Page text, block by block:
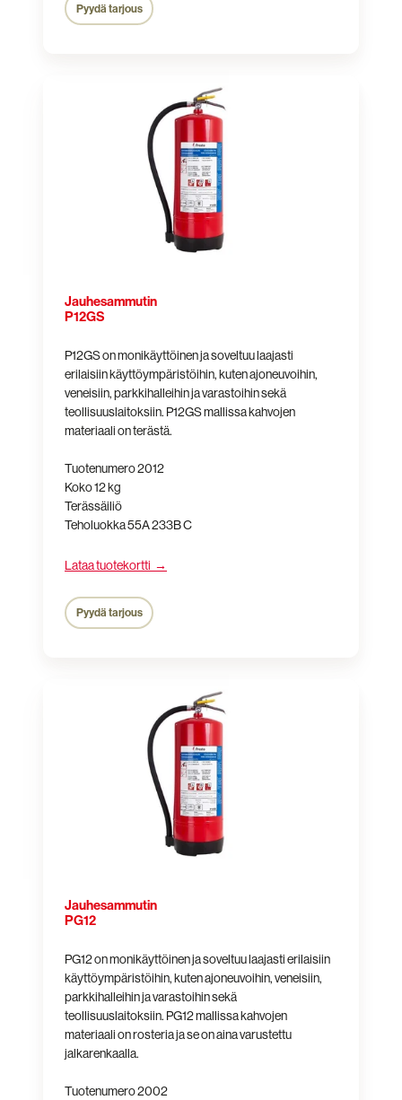
Pyydä tarjous
Jauhesammutin
P12GS
P12GS on monikäyttöinen ja soveltuu laajasti
erilaisiin käyttöympäristöihin, kuten ajoneuvoihin,
veneisiin, parkkihalleihin ja varastoihin sekä
teollisuuslaitoksiin. P12GS mallissa kahvojen
materiaali on terästä.
Tuotenumero 2012
Koko 12 kg
Terässäiliö
Teholuokka 55A 233B C
Lataa tuotekortti →
Pyydä tarjous
Jauhesammutin
PG12
PG12 on monikäyttöinen ja soveltuu laajasti erilaisiin
käyttöympäristöihin, kuten ajoneuvoihin, veneisiin,
parkkihalleihin ja varastoihin sekä
teollisuuslaitoksiin. PG12 mallissa kahvojen
materiaali on rosteria ja se on aina varustettu
jalkarenkaalla.
Tuotenumero 2002